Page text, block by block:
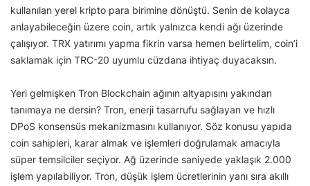
kullanılan yerel kripto para birimine dönüştü. Senin de kolayca
anlayabileceğin üzere coin, artık yalnızca kendi ağı üzerinde
çalışıyor. TRX yatırımı yapma fikrin varsa hemen belirtelim, coin’i
saklamak için TRC-20 uyumlu cüzdana ihtiyaç duyacaksın.
Yeri gelmişken Tron Blockchain ağının altyapısını yakından
tanımaya ne dersin? Tron, enerji tasarrufu sağlayan ve hızlı
DPoS konsensüs mekanizmasını kullanıyor. Söz konusu yapıda
coin sahipleri, karar almak ve işlemleri doğrulamak amacıyla
süper temsilciler seçiyor. Ağ üzerinde saniyede yaklaşık 2.000
işlem yapılabiliyor. Tron, düşük işlem ücretlerinin yanı sıra akıllı